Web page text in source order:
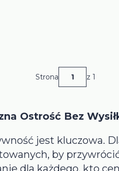
Strona z 1
Ostrość Bez
jest kluczowa.
by
dla każdego, kto